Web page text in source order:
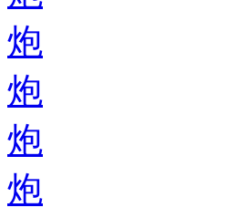
炮
炮
炮
炮